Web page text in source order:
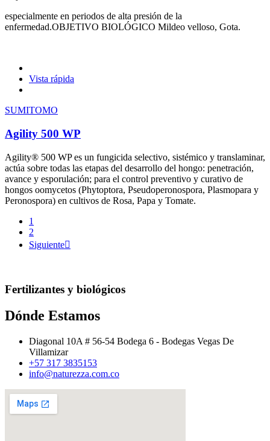
especialmente en periodos de alta presión de la
enfermedad.OBJETIVO BIOLÓGICO Mildeo velloso, Gota.
Vista rápida
SUMITOMO
Agility 500 WP
Agility® 500 WP es un fungicida selectivo, sistémico y translaminar,
actúa sobre todas las etapas del desarrollo del hongo: penetración,
avance y esporulación; para el control preventivo y curativo de
hongos oomycetos (Phytoptora, Pseudoperonospora, Plasmopara y
Peronospora) en cultivos de Rosa, Papa y Tomate.
1
2
Siguiente
Fertilizantes y biológicos
Dónde Estamos
Diagonal 10A # 56-54 Bodega 6 - Bodegas Vegas De
Villamizar
+57 317 3835153
info@naturezza.com.co